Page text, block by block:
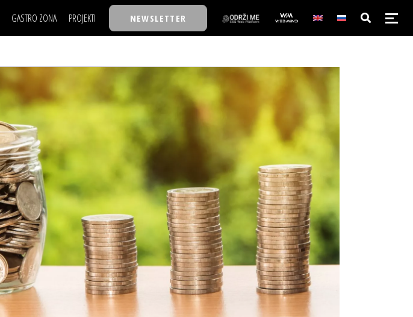
GASTRO ZONA PROJEKTI
TASTY TALKS
30 ISPOD 30
BACK TO OFFICE/SCHOOL
BIZKOLEGIJUM
BMW BIZNIS LIGA
IZJAVA GODINE
NEWSLETTER
NAJKOLEGA
30 ISPOD 30
BACK TO OFFICE/SCHOOL
BIZBENDOVI
BIZKOLEGIJUM
BMW BIZNIS LIGA
IZJAVA GODINE